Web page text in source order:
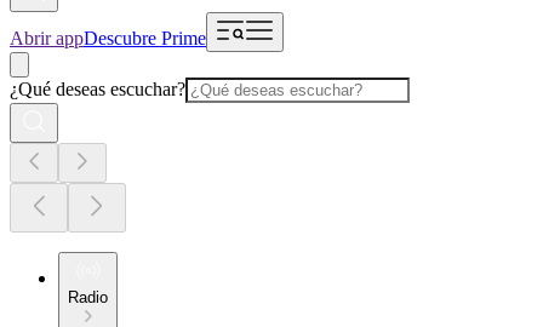
Abrir appDescubre Prime
¿Qué deseas escuchar?
Radio